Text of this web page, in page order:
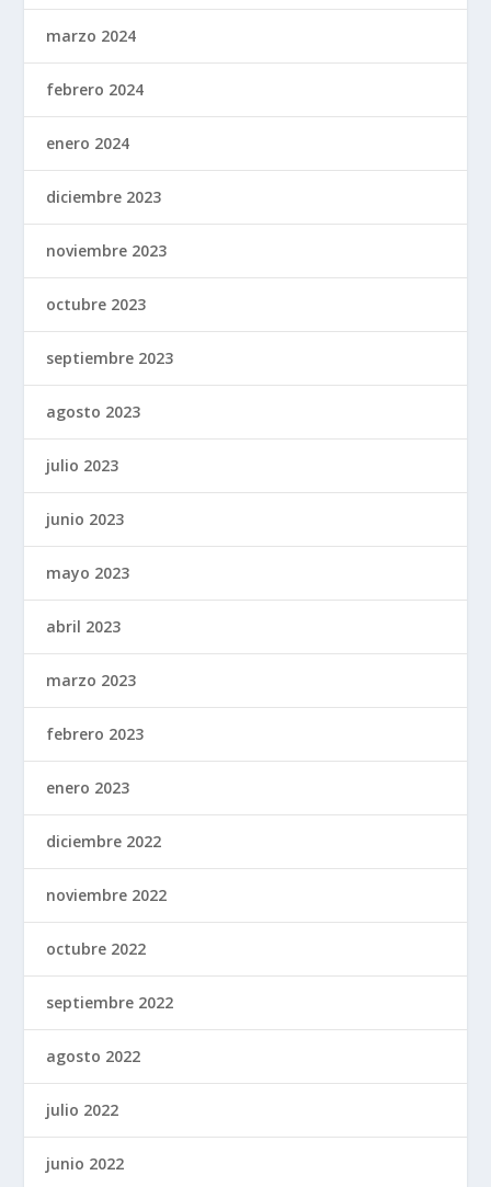
marzo 2024
febrero 2024
enero 2024
diciembre 2023
noviembre 2023
octubre 2023
septiembre 2023
agosto 2023
julio 2023
junio 2023
mayo 2023
abril 2023
marzo 2023
febrero 2023
enero 2023
diciembre 2022
noviembre 2022
octubre 2022
septiembre 2022
agosto 2022
julio 2022
junio 2022